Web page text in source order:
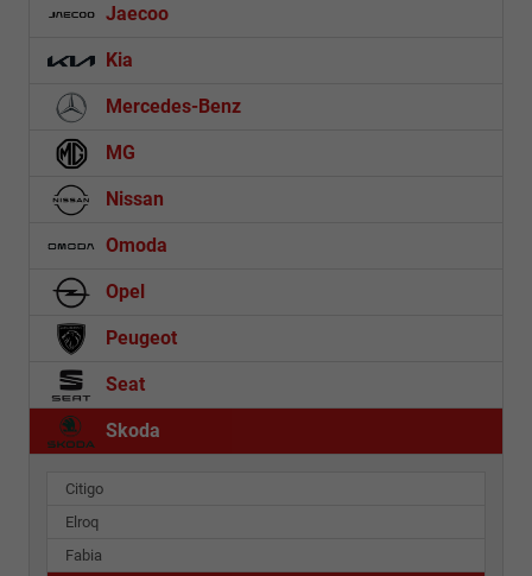
Jaecoo
Kia
Mercedes-Benz
MG
Nissan
Omoda
Opel
Peugeot
Seat
Skoda
Citigo
Elroq
Fabia